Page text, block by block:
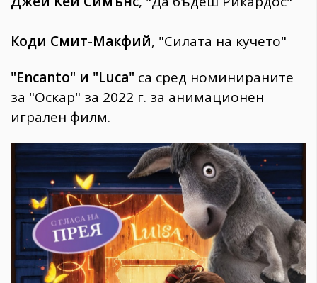
Коди Смит-Макфий, "Силата на кучето"
"Encanto" и "Luca" са сред номинираните
за "Оскар" за 2022 г. за анимационен
игрален филм.